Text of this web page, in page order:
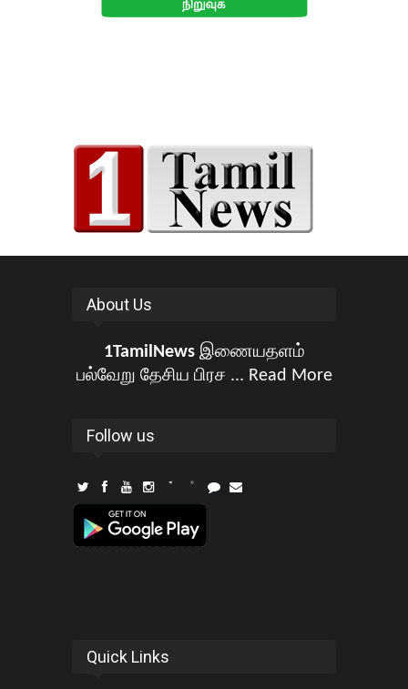
About Us
1TamilNewsஇணையதளம்
பல்வேறு தேசிய பிரச ... Read More
Follow us
Quick Links